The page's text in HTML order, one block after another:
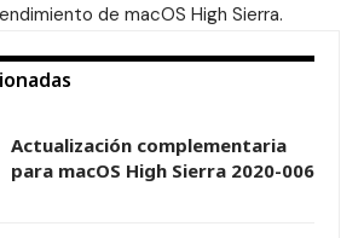
de macOS High Sierra.
Actualización complementaria
para macOS High Sierra 2020-006